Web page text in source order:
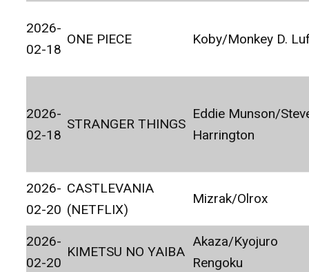
2026-
02-18
ONE PIECE Koby/Monkey D.
2026-
02-18
STRANGER THINGS
Eddie Munson/
Harrington
2026-
02-20
CASTLEVANIA
(NETFLIX)
Mizrak/Olrox
2026-
02-20
KIMETSU NO YAIBA
Akaza/Kyojuro
Rengoku